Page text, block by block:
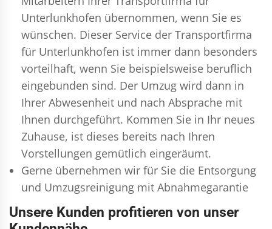
Unterlunkhofen übernommen, wenn Sie es
wünschen. Dieser Service der Transportfirma
für Unterlunkhofen ist immer dann besonders
vorteilhaft, wenn Sie beispielsweise beruflich
eingebunden sind. Der Umzug wird dann in
Ihrer Abwesenheit und nach Absprache mit
Ihnen durchgeführt. Kommen Sie in Ihr neues
Zuhause, ist dieses bereits nach Ihren
Vorstellungen gemütlich eingeräumt.
Gerne übernehmen wir für Sie die Entsorgung
und Umzugsreinigung mit Abnahmegarantie
Unsere Kunden profitieren von unser